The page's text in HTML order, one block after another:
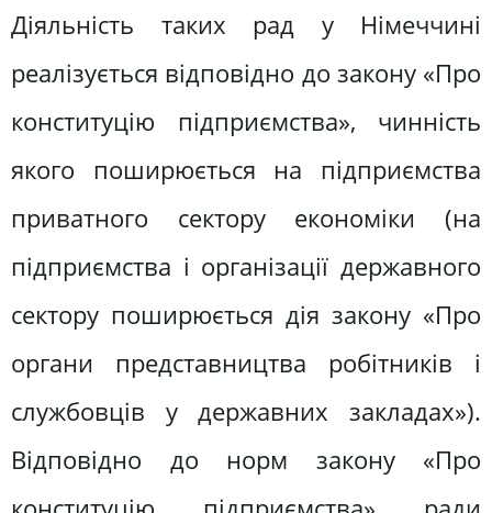
Діяльність таких рад у Німеччині
реалізується відповідно до закону «Про
конституцію підприємства», чинність
якого поширюється на підприємства
приватного сектору економіки (на
підприємства і організації державного
сектору поширюється дія закону «Про
органи представництва робітників і
службовців у державних закладах»).
Відповідно до норм закону «Про